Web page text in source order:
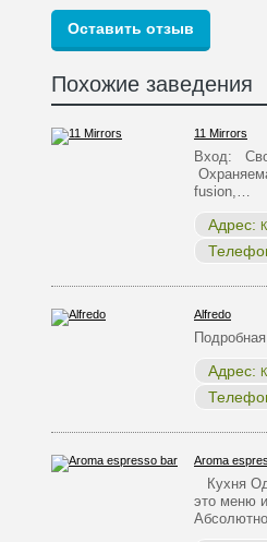
Похожие заведения
11 Mirrors
Вход:
fusion,…
Адрес:
Alfredo
Адрес:
Aroma
Кухня
это меню